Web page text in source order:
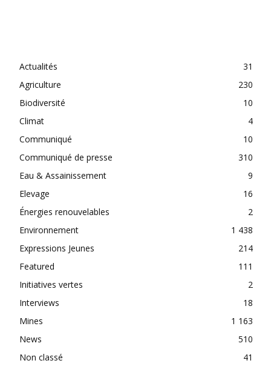
Actualités
31
Agriculture
230
Biodiversité
10
Climat
4
Communiqué
10
Communiqué de presse
310
Eau & Assainissement
9
Elevage
16
Énergies renouvelables
2
Environnement
1 438
Expressions Jeunes
214
Featured
111
Initiatives vertes
2
Interviews
18
Mines
1 163
News
510
Non classé
41